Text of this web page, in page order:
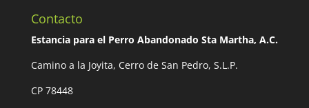
Contacto
Estancia para el Perro Abandonado Sta Martha, A.C.
Camino a la Joyita, Cerro de San Pedro, S.L.P.
CP 78448